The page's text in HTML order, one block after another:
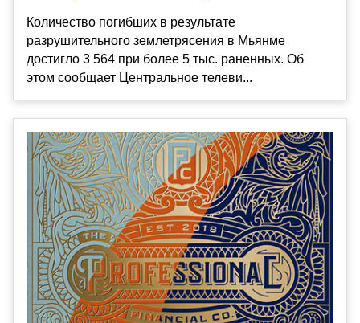
Количество погибших в результате
разрушительного землетрясения в Мьянме
достигло 3 564 при более 5 тыс. раненных. Об
этом сообщает Центральное телеви...